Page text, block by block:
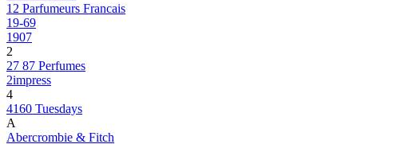
12 Parfumeurs Francais
19-69
1907
2
27 87 Perfumes
2impress
4
4160 Tuesdays
A
Abercrombie & Fitch